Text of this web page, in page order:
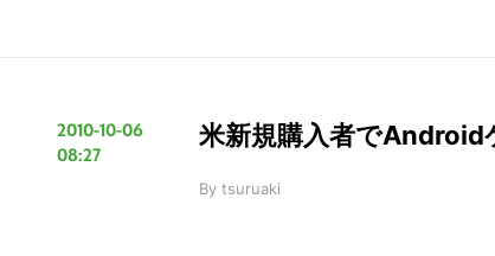
2010-10-06
08:27
米新規購入者でAndroid
By tsuruaki